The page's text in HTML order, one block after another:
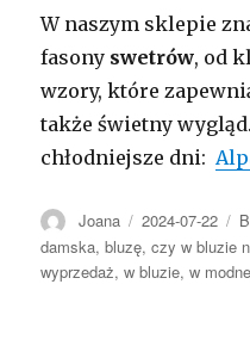
W naszym sklepie
fasony swetrów, od
wzory, które
także świetny
chłodniejsze dni:
Autor
Joana Opublikowano
2024-07-22
damska,bluzę,czy w bluzie
wyprzedaż,w bluzie,w